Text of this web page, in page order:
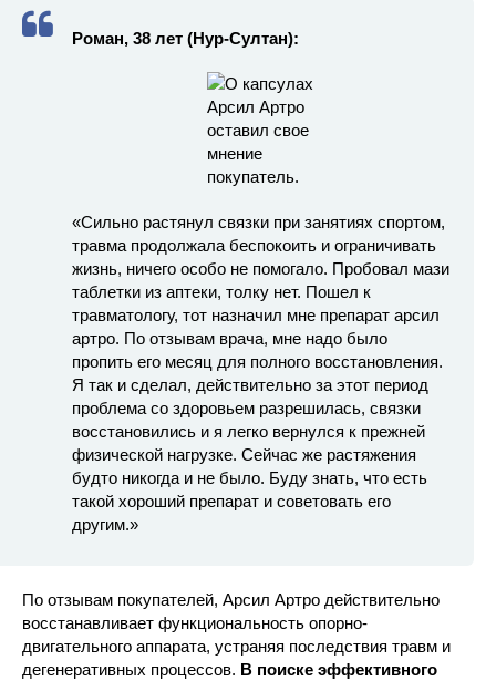
Роман, 38 лет (Нур-Султан):
«Сильно растянул связки при занятиях спортом,
травма продолжала беспокоить и ограничивать
жизнь, ничего особо не помогало. Пробовал мази
таблетки из аптеки, толку нет. Пошел к
травматологу, тот назначил мне препарат арсил
артро. По отзывам врача, мне надо было
пропить его месяц для полного восстановления.
Я так и сделал, действительно за этот период
проблема со здоровьем разрешилась, связки
восстановились и я легко вернулся к прежней
физической нагрузке. Сейчас же растяжения
будто никогда и не было. Буду знать, что есть
такой хороший препарат и советовать его
другим.»
По отзывам покупателей, Арсил Артро действительно
восстанавливает функциональность опорно-
двигательного аппарата, устраняя последствия травм и
дегенеративных процессов. В поиске эффективного